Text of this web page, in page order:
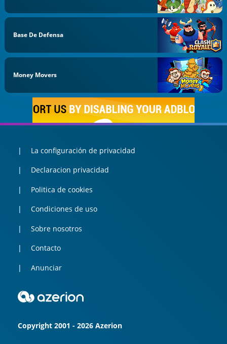
Base De Defensa
Money Movers
La configuración de privacidad
Declaracion privacidad
Politica de cookies
Condiciones de uso
Sobre nosotros
Contacto
Anunciar
Copyright 2001 - 2026 Azerion